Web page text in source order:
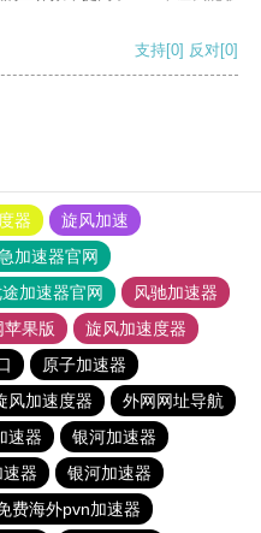
支持[0] 反对[0]
器
旋风加速
加速器官网
加速器官网
风驰加速器
果版
旋风加速度器
原子加速器
风加速度器
外网网址导航
速器
银河加速器
器
银河加速器
费海外pvn加速器